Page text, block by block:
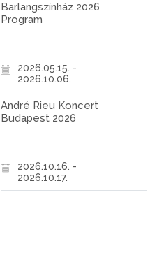
Barlangszínház 2026
Program
2026.05.15. -
2026.10.06.
André Rieu Koncert
Budapest 2026
2026.10.16. -
2026.10.17.